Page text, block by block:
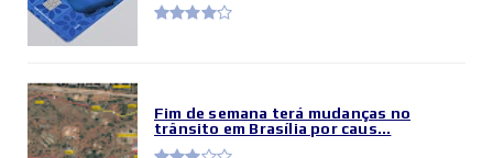
Fim de semana terá mudanças no
trânsito em Brasília por caus...